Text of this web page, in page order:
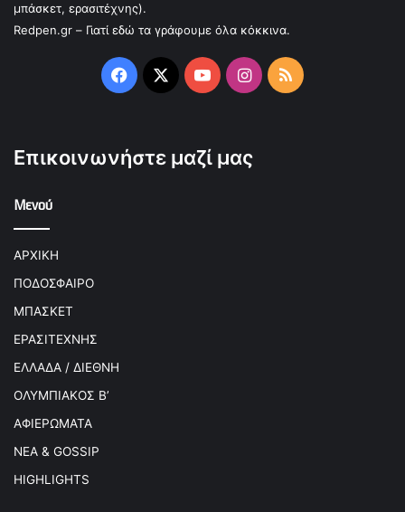
μπάσκετ, ερασιτέχνης).
Redpen.gr – Γιατί εδώ τα γράφουμε όλα κόκκινα.
Facebook
X YouTubeInstagram
RSS
Επικοινωνήστε μαζί μας
Μενού
ΑΡΧΙΚΗ
ΠΟΔΟΣΦΑΙΡΟ
ΜΠΑΣΚΕΤ
ΕΡΑΣΙΤΕΧΝΗΣ
ΕΛΛΑΔΑ / ΔΙΕΘΝΗ
ΟΛΥΜΠΙΑΚΟΣ Β’
ΑΦΙΕΡΩΜΑΤΑ
ΝΕΑ & GOSSIP
HIGHLIGHTS